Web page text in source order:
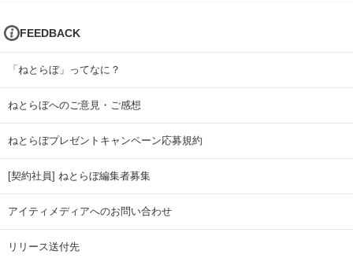
FEEDBACK
「ねとらぼ」ってなに？
ねとらぼへのご意見・ご感想
ねとらぼプレゼントキャンペーン応募規約
[契約社員] ねとらぼ編集者募集
アイティメディアへのお問い合わせ
リリース送付先